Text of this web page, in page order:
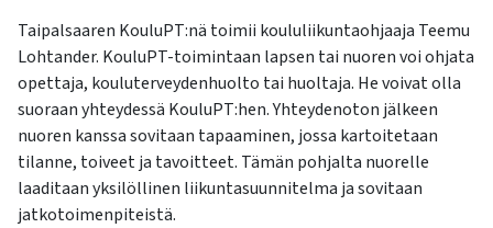
Taipalsaaren KouluPT:nä toimii koululiikuntaohjaaja Teemu
Lohtander. KouluPT-toimintaan lapsen tai nuoren voi ohjata
opettaja, kouluterveydenhuolto tai huoltaja. He voivat olla
suoraan yhteydessä KouluPT:hen. Yhteydenoton jälkeen
nuoren kanssa sovitaan tapaaminen, jossa kartoitetaan
tilanne, toiveet ja tavoitteet. Tämän pohjalta nuorelle
laaditaan yksilöllinen liikuntasuunnitelma ja sovitaan
jatkotoimenpiteistä.